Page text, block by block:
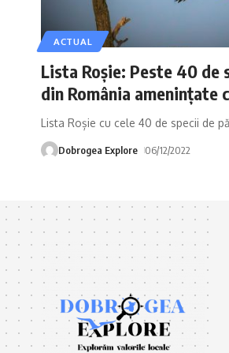
ACTUAL
Lista Roșie: Peste 40 de
din România amenințate
Lista Roșie cu cele 40 de specii de
Dobrogea Explore 06/12/2022